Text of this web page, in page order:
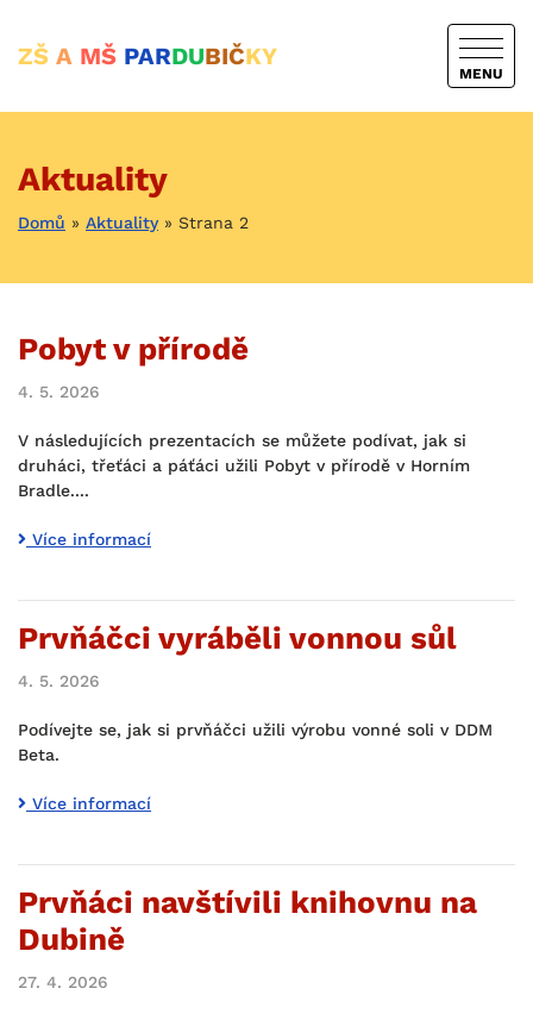
ZŠ A MŠ PARDUBIČKY
MENU
Aktuality
Domů » Aktuality» Strana 2
Pobyt v přírodě
4. 5. 2026
V následujících prezentacích se můžete podívat, jak si
druháci, třeťáci a páťáci užili Pobyt v přírodě v Horním
Bradle....
Více informací
Prvňáčci vyráběli vonnou sůl
4. 5. 2026
Podívejte se, jak si prvňáčci užili výrobu vonné soli v DDM
Beta.
Více informací
Prvňáci navštívili knihovnu na
Dubině
27. 4. 2026